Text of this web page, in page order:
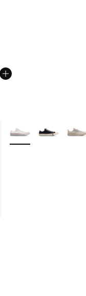
baisse de € 69,99 à
Plus de couleurs